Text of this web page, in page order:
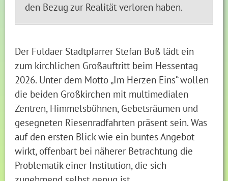
den Bezug zur Realität verloren haben.
Der Fuldaer Stadtpfarrer Stefan Buß lädt ein
zum kirchlichen Großauftritt beim Hessentag
2026. Unter dem Motto „Im Herzen Eins“ wollen
die beiden Großkirchen mit multimedialen
Zentren, Himmelsbühnen, Gebetsräumen und
gesegneten Riesenradfahrten präsent sein. Was
auf den ersten Blick wie ein buntes Angebot
wirkt, offenbart bei näherer Betrachtung die
Problematik einer Institution, die sich